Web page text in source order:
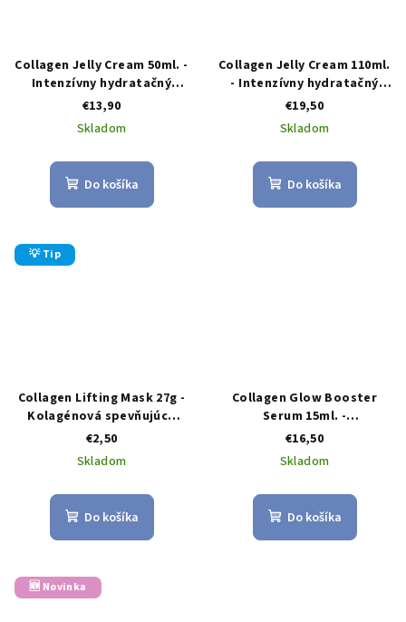
Collagen Jelly Cream 50ml. -
Intenzívny hydratačný
gélový krém na tvár
€13,90
Skladom
Do košíka
Collagen Jelly Cream 110ml.
- Intenzívny hydratačný
gélový krém na tvár
€19,50
Skladom
Do košíka
💡 Tip
Collagen Lifting Mask 27g -
Kolagénová spevňujúca
maska
€2,50
Skladom
Do košíka
Collagen Glow Booster
Serum 15ml. -
Vyssokoúčinné sérum proti
vráskam Highly Effective
Antiaging Skin Serum
€16,50
Skladom
Do košíka
🆕 Novinka